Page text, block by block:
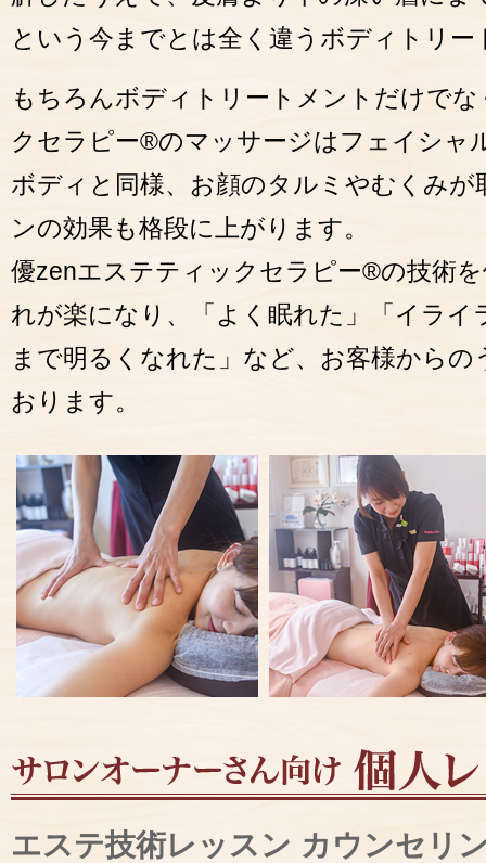
という今までとは全く違うボディトリー
もちろんボディトリートメントだけで
クセラピー®のマッサージはフェイシャ
ボディと同様、お顔のタルミやむくみ
ンの効果も格段に上がります。
優zenエステティックセラピー®の技術
れが楽になり、「よく眠れた」「イライ
まで明るくなれた」など、お客様から
おります。
エステ技術レッスン カウンセリ